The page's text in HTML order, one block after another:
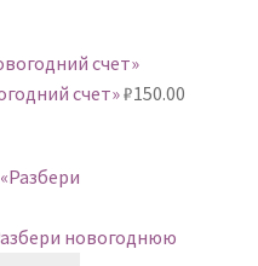
счет»₽150.00
новогоднюю